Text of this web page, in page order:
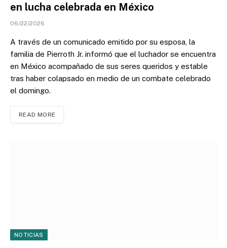
en lucha celebrada en México
06/22/2026
A través de un comunicado emitido por su esposa, la
familia de Pierroth Jr. informó que el luchador se encuentra
en México acompañado de sus seres queridos y estable
tras haber colapsado en medio de un combate celebrado
el domingo.
READ MORE
NOTICIAS